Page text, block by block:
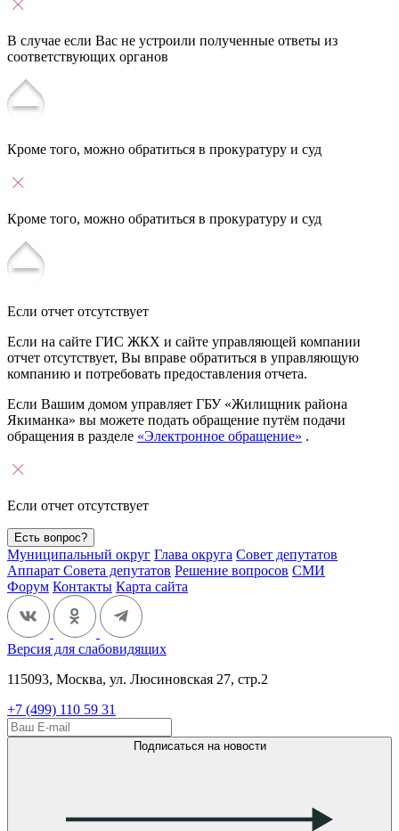
В случае если Вас не устроили полученные ответы из
соответствующих органов
Кроме того, можно обратиться в прокуратуру и суд
Кроме того, можно обратиться в прокуратуру и суд
Если отчет отсутствует
Если на сайте ГИС ЖКХ и сайте управляющей компании
отчет отсутствует, Вы вправе обратиться в управляющую
компанию и потребовать предоставления отчета.
Если Вашим домом управляет ГБУ «Жилищник района
Якиманка» вы можете подать обращение путём подачи
обращения в разделе «Электронное обращение» .
Если отчет отсутствует
Есть вопрос?
Муниципальный округ Глава округа Совет депутатов
Аппарат Совета депутатов Решение вопросов СМИ
Форум Контакты Карта сайта
Версия для слабовидящих
115093, Москва, ул. Люсиновская 27, стр.2
+7 (499) 110 59 31
Подписаться на новости